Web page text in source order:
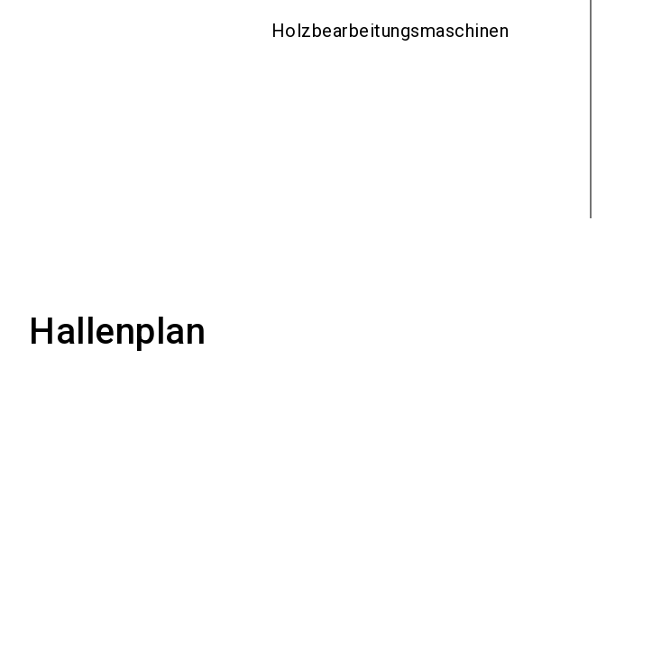
Holzbearbeitungsmaschinen
Hallenplan